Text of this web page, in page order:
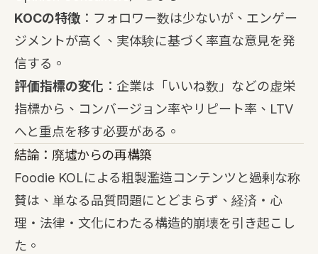
KOCの特徴 ：フォロワー数は少ないが、エンゲー
ジメントが高く、実体験に基づく率直な意見を発
信する。
評価指標の変化 ：企業は「いいね数」などの虚栄
指標から、コンバージョン率やリピート率、LTV
へと重点を移す必要がある。
結論：廃墟からの再構築
Foodie KOLによる粗製濫造コンテンツと過剰な称
賛は、単なる品質問題にとどまらず、経済・心
理・法律・文化にわたる構造的崩壊を引き起こし
た。